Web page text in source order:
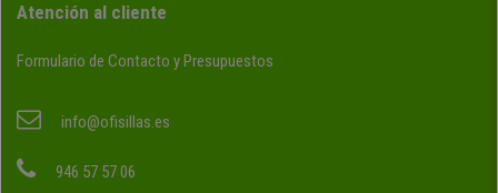
Atención al cliente
Formulario de Contacto y Presupuestos
info@ofisillas.es
946 57 57 06